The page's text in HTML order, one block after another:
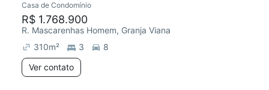
Casa de Condomínio
R$ 1.768.900
R. Mascarenhas Homem, Granja Viana
310m² 3
8
Ver contato